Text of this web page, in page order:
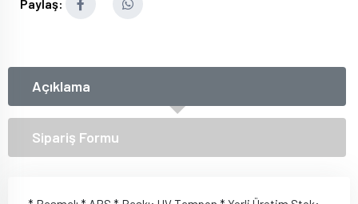
Paylaş:
Açıklama
Sipariş Formu